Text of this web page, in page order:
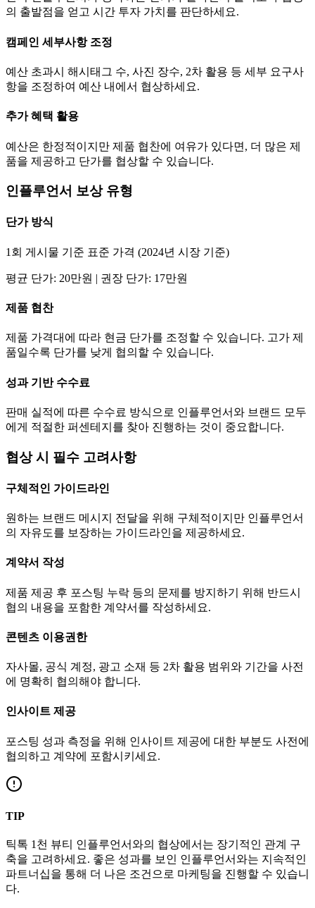
의 출발점을 얻고 시간 투자 가치를 판단하세요.
캠페인 세부사항 조정
예산 초과시 해시태그 수, 사진 장수, 2차 활용 등 세부 요구사
항을 조정하여 예산 내에서 협상하세요.
추가 혜택 활용
예산은 한정적이지만 제품 협찬에 여유가 있다면, 더 많은 제
품을 제공하고 단가를 협상할 수 있습니다.
인플루언서 보상 유형
단가방식
1회 게시물 기준 표준 가격 (2024년 시장 기준)
평균 단가: 20만원 | 권장 단가: 17만원
제품 협찬
제품 가격대에 따라 현금 단가를 조정할 수 있습니다. 고가 제
품일수록 단가를 낮게 협의할 수 있습니다.
성과 기반 수수료
판매 실적에 따른 수수료 방식으로 인플루언서와 브랜드 모두
에게 적절한 퍼센테지를 찾아 진행하는 것이 중요합니다.
협상 시 필수 고려사항
구체적인 가이드라인
원하는 브랜드 메시지 전달을 위해 구체적이지만 인플루언서
의 자유도를 보장하는 가이드라인을 제공하세요.
계약서 작성
제품 제공 후 포스팅 누락 등의 문제를 방지하기 위해 반드시
협의 내용을 포함한 계약서를 작성하세요.
콘텐츠 이용권한
자사몰, 공식 계정, 광고 소재 등 2차 활용 범위와 기간을 사전
에 명확히 협의해야 합니다.
인사이트 제공
포스팅 성과 측정을 위해 인사이트 제공에 대한 부분도 사전에
협의하고 계약에 포함시키세요.
TIP
틱톡 1천 뷰티 인플루언서와의 협상에서는 장기적인 관계 구
축을 고려하세요. 좋은 성과를 보인 인플루언서와는 지속적인
파트너십을 통해 더 나은 조건으로 마케팅을 진행할 수 있습니
다.